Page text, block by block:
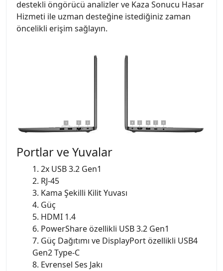
destekli öngörücü analizler ve Kaza Sonucu Hasar
Hizmeti ile uzman desteğine istediğiniz zaman
öncelikli erişim sağlayın.
Portlar ve Yuvalar
1. 2x USB 3.2 Gen1
2. RJ-45
3. Kama Şekilli Kilit Yuvası
4. Güç
5. HDMI 1.4
6. PowerShare özellikli USB 3.2 Gen1
7. Güç Dağıtımı ve DisplayPort özellikli USB4
Gen2 Type-C
8. Evrensel Ses Jakı